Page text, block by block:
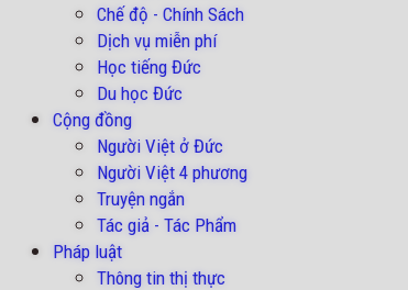
Chế độ - Chính Sách
Dịch vụ miễn phí
Học tiếng Đức
Du học Đức
Cộng đồng
Người Việt ở Đức
Người Việt 4 phương
Truyện ngắn
Tác giả - Tác Phẩm
Pháp luật
Thông tin thị thực